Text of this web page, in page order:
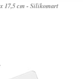
17,5 cm - Silikomart